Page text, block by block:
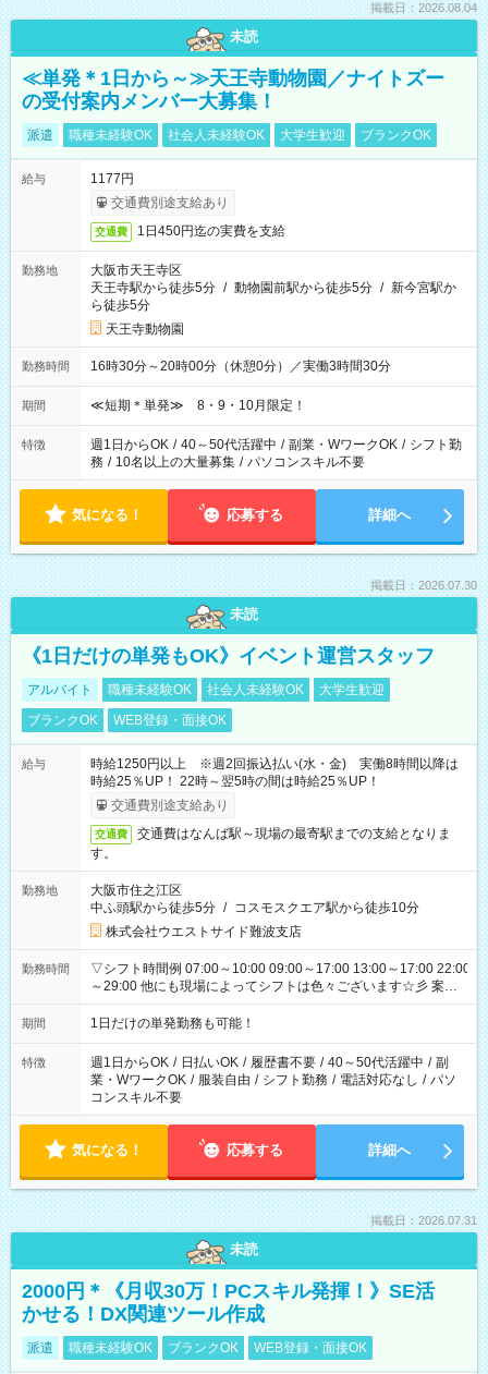
掲載日：2026.08.04
未読
≪単発＊1日から～≫天王寺動物園／ナイトズー
の受付案内メンバー大募集！
派遣 職種未経験OK 社会人未経験OK 大学生歓迎 ブランクOK
給与
1177円
交通費別途支給あり
交通費 1日450円迄の実費を支給
勤務地
大阪市天王寺区
天王寺駅から徒歩5分 / 動物園前駅から徒歩5分 / 新今宮駅か
ら徒歩5分
天王寺動物園
勤務時間 16時30分～20時00分（休憩0分）／実働3時間30分
期間 ≪短期＊単発≫ 8・9・10月限定！
特徴 週1日からOK / 40～50代活躍中 / 副業・WワークOK / シフト勤
務 / 10名以上の大量募集 / パソコンスキル不要
気になる！ 応募する 詳細へ
掲載日：2026.07.30
未読
《1日だけの単発もOK》イベント運営スタッフ
アルバイト 職種未経験OK 社会人未経験OK
大学生歓迎
ブランクOK
WEB登録・面接OK
給与
時給1250円以上 ※週2回振込払い(水・金) 実働8時間以降は
時給25％UP！ 22時～翌5時の間は時給25％UP！
交通費別途支給あり
交通費
交通費はなんば駅～現場の最寄駅までの支給となりま
す。
勤務地
大阪市住之江区
中ふ頭駅から徒歩5分 / コスモスクエア駅から徒歩10分
株式会社ウエストサイド難波支店
勤務時間
▽シフト時間例 07:00～10:00 09:00～17:00 13:00～17:00 22:00
～29:00 他にも現場によってシフトは色々ございます☆彡 案件
次第では午前中で終わるお仕事も...！
期間 1日だけの単発勤務も可能！
特徴 週1日からOK / 日払いOK / 履歴書不要 / 40～50代活躍中 / 副
業・WワークOK / 服装自由 / シフト勤務 / 電話対応なし / パソ
コンスキル不要
気になる！ 応募する 詳細へ
掲載日：2026.07.31
未読
2000円＊《月収30万！PCスキル発揮！》SE活
かせる！DX関連ツール作成
派遣 職種未経験OK ブランクOK WEB登録・面接OK